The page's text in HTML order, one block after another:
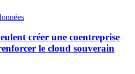
créer une coentreprise
le cloud souverain